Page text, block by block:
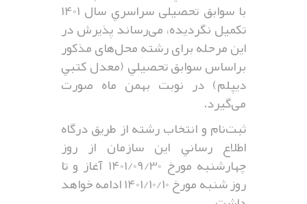
با سوابق تحصیلی سراسري سال 1401
تکمیل نگردیده، می‌رساند پذيرش در
این مرحله برای رشته محل‌های مذکور
براساس سوابق تحصيلي (معدل کتبي
ديپلم) در نوبت بهمن ماه صورت
می‌گیرد.
ثبت‌نام و انتخاب رشته از طريق درگاه
اطلاع رساني اين سازمان از روز
چهارشنبه مورخ 1401/09/30 آغاز و تا
روز شنبه مورخ 1401/10/10 ادامه خواهد